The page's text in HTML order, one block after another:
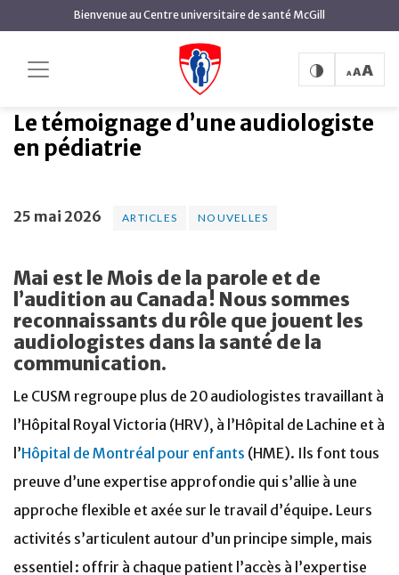
principal
Bienvenue au Centre universitaire de santé McGill
Articles
Le témoignage d’une
audiologiste en pédiatrie
Le témoignage d’une audiologiste
en pédiatrie
25 mai 2026 ARTICLES NOUVELLES
Mai est le Mois de la parole et de
l’audition au Canada ! Nous sommes
reconnaissants du rôle que jouent les
audiologistes dans la santé de la
communication.
Le CUSM regroupe plus de 20 audiologistes travaillant à
l’Hôpital Royal Victoria (HRV), à l’Hôpital de Lachine et à
l’Hôpital de Montréal pour enfants (HME). Ils font tous
preuve d’une expertise approfondie qui s’allie à une
approche flexible et axée sur le travail d’équipe. Leurs
activités s’articulent autour d’un principe simple, mais
essentiel : offrir à chaque patient l’accès à l’expertise